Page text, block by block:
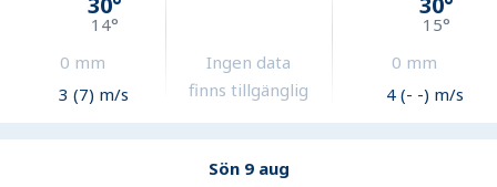
14°
0 mm
3 (7) m/s
Ingen data
finns tillgänglig
15°
0 mm
4 (- -) m/s
Sön 9 aug